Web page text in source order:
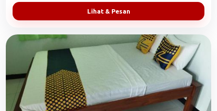
Lihat & Pesan